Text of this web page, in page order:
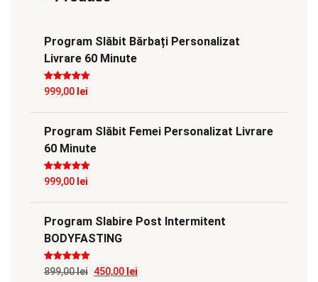
Program Slăbit Bărbați Personalizat
Livrare 60 Minute
Evaluat la5
din 5
999,00 lei
Program Slăbit Femei Personalizat Livrare
60 Minute
Evaluat la5
din 5
999,00 lei
Program Slabire Post Intermitent
BODYFASTING
Evaluat la5
din 5
899,00lei Prețul
450,00 lei